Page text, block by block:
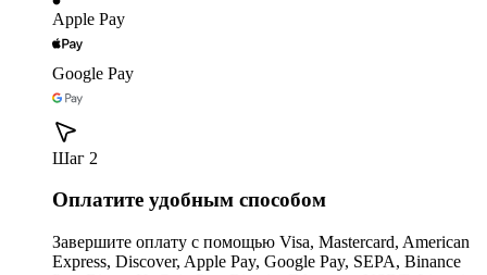
Apple Pay
Google Pay
Шаг 2
Оплатите удобным способом
Завершите оплату с помощью Visa, Mastercard, American
Express, Discover, Apple Pay, Google Pay, SEPA, Binance